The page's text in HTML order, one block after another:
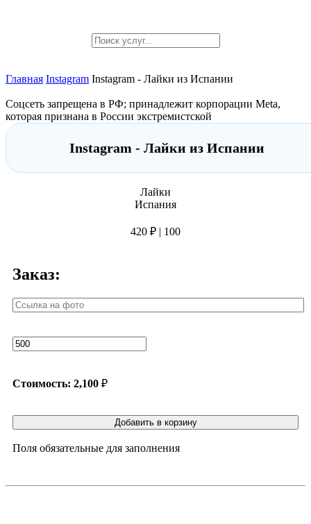
Главная Instagram Instagram - Лайки из Испании
Соцсеть запрещена в РФ; принадлежит корпорации Meta,
которая признана в России экстремистской
Instagram - Лайки из Испании
Лайки
Испания
420 ₽ | 100
Заказ:
Стоимость: 2,100 ₽
Добавить в корзину
Поля обязательные для заполнения